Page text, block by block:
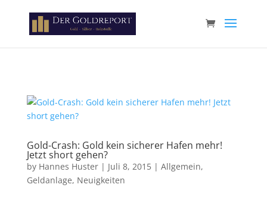
Gold-Crash: Gold kein sicherer Hafen mehr!
Jetzt short gehen?
by Hannes Huster| Juli 8, 2015| Allgemein,
Geldanlage, Neuigkeiten